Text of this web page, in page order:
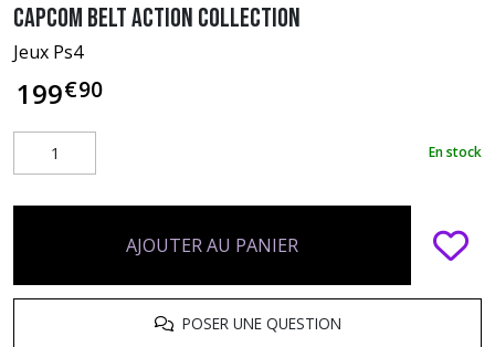
Capcom Belt Action Collection
Jeux Ps4
199€90
En stock
AJOUTER AU PANIER
POSER UNE QUESTION